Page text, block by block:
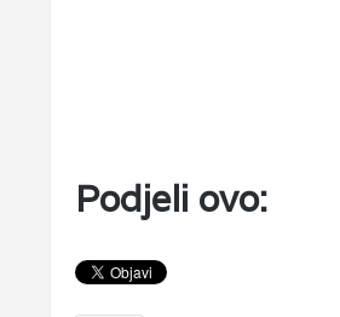
Podjeli ovo: